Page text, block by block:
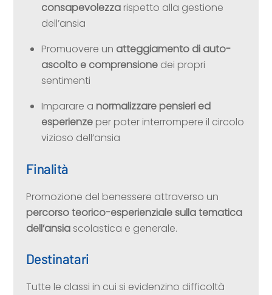
consapevolezza rispetto alla gestione
dell’ansia
Promuovere un atteggiamento di auto-
ascolto e comprensione dei propri
sentimenti
Imparare a normalizzare pensieri ed
esperienze per poter interrompere il circolo
vizioso dell’ansia
Finalità
Promozione del benessere attraverso un
percorso teorico-esperienziale sulla tematica
dell’ansiascolastica e generale.
Destinatari
Tutte le classi in cui si evidenzino difficoltà